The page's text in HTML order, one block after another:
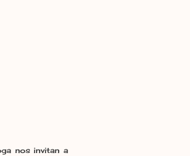
nos invitan a